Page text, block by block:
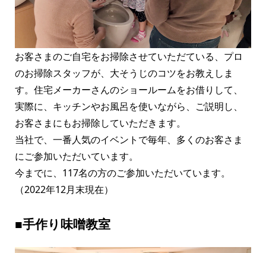
お客さまのご自宅をお掃除させていただている、プロ
のお掃除スタッフが、大そうじのコツをお教えしま
す。住宅メーカーさんのショールームをお借りして、
実際に、キッチンやお風呂を使いながら、ご説明し、
お客さまにもお掃除していただきます。
当社で、一番人気のイベントで毎年、多くのお客さま
にご参加いただいています。
今までに、117名の方のご参加いただいています。
（2022年12月末現在）
■手作り味噌教室